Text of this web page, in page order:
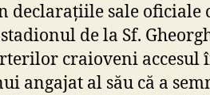
declarațiile sale oficiale
de la Sf.
craioveni accesul
angajat al său că a